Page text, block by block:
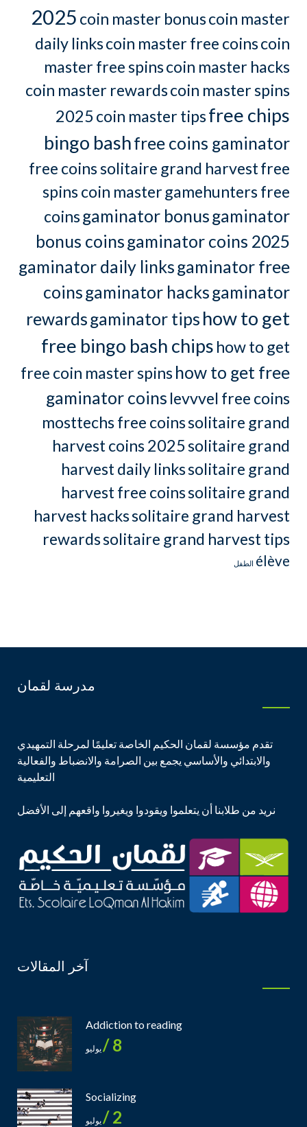
2025 coin master bonuscoin master
daily linkscoin master free coinscoin
master free spinscoin master hacks
coin master rewardscoin master spins
2025coin master tipsfree chips
bingo bashfree coins gaminator
free coins solitaire grand harvestfree
spins coin mastergamehunters free
coinsgaminator bonusgaminator
bonus coinsgaminator coins 2025
gaminator daily linksgaminator free
coinsgaminator hacksgaminator
rewardsgaminator tips how to get
free bingo bash chips how to get
free coin master spinshow to get free
gaminator coins levvvel free coins
mosttechs free coinssolitaire grand
harvest coins 2025solitaire grand
harvest daily linkssolitaire grand
harvest free coinssolitaire grand
harvest hackssolitaire grand harvest
rewardssolitaire grand harvest tips
élève الطفل
مدرسة لقمان
تقدم مؤسسة لقمان الحكيم الخاصة تعليمًا لمرحلة التمهيدي
والابتدائي والأساسي يجمع بين الصرامة والانضباط والفعالية
التعليمية
نريد من طلابنا أن يتعلموا ويقودوا ويغيروا واقعهم إلى الأفضل
آخر المقالات
Addiction to reading
8 / يوليو
Socializing
2 / يوليو